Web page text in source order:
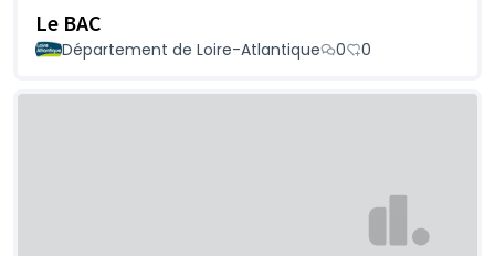
Le BAC
Département de Loire-Atlantique 0 0